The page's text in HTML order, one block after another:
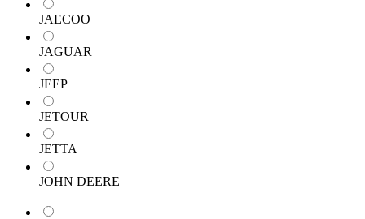
JAECOO
JAGUAR
JEEP
JETOUR
JETTA
JOHN DEERE